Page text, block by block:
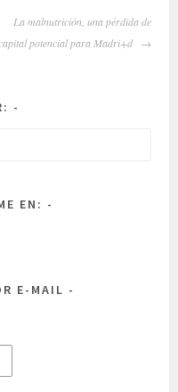
La malnutrición, una pérdida de
potencial para Madri+d
EN:
E-MAIL